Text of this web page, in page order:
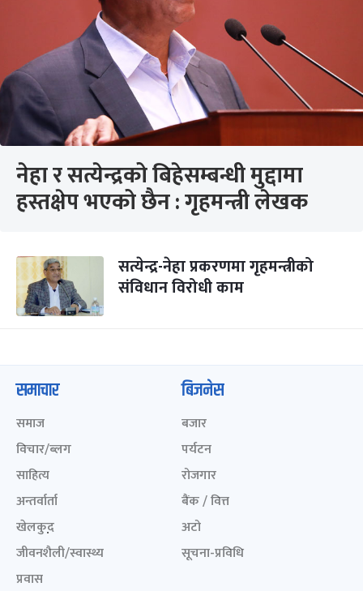
नेहा र सत्येन्द्रको बिहेसम्बन्धी मुद्दामा
हस्तक्षेप भएको छैन : गृहमन्त्री लेखक
सत्येन्द्र-नेहा प्रकरणमा गृहमन्त्रीको
संविधान विरोधी काम
समाचार
समाज
विचार/ब्लग
साहित्य
अन्तर्वार्ता
खेलकुद़़
जीवनशैली/स्वास्थ्य
प्रवास
बिजनेस
बजार
पर्यटन
रोजगार
बैंक / वित्त
अटो
सूचना-प्रविधि